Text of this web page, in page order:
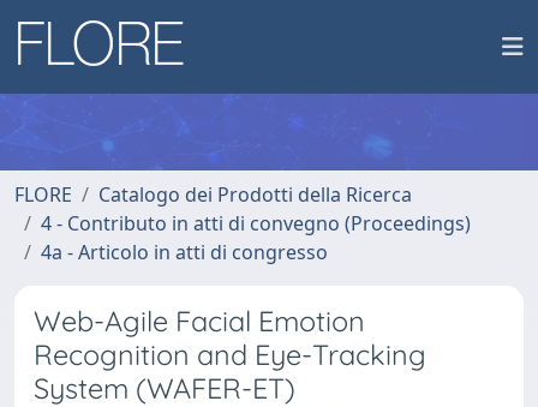
FLORE
Catalogo dei Prodotti della Ricerca
4 - Contributo in atti di convegno (Proceedings)
4a - Articolo in atti di congresso
Web-Agile Facial Emotion
Recognition and Eye-Tracking
System (WAFER-ET)